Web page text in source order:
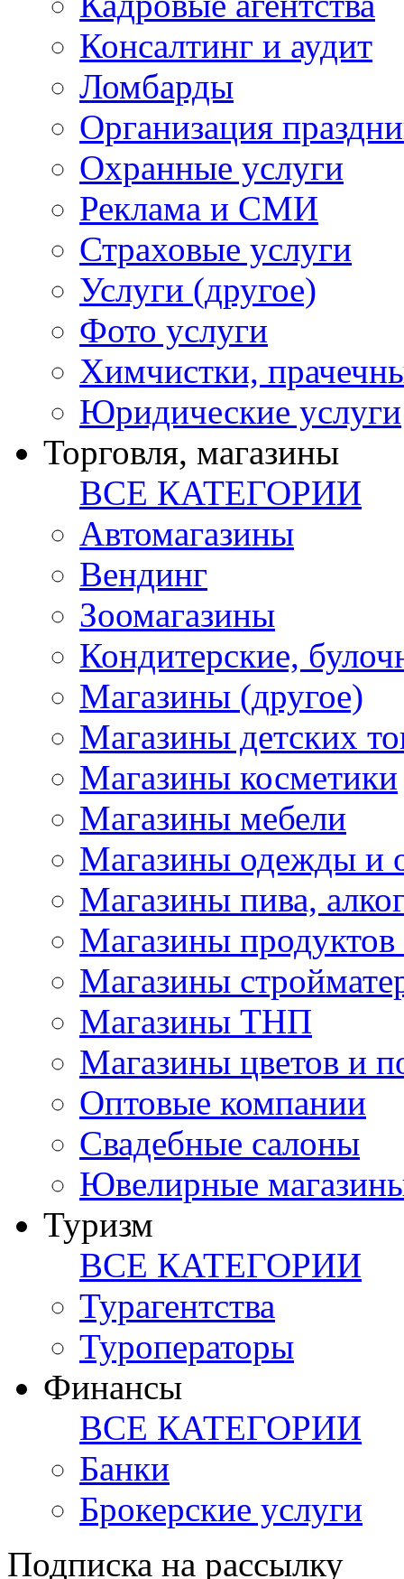
Консалтинг и аудит
Ломбарды
Организация
Охранные услуги
Реклама и СМИ
Страховые услуги
Услуги (другое)
Фото услуги
Химчистки,
Юридические услуги
Торговля, магазины
ВСЕ КАТЕГОРИИ
Автомагазины
Вендинг
Зоомагазины
Кондитерские,
Магазины (другое)
Магазины детских
Магазины косметики
Магазины мебели
Магазины одежды и
Магазины пива,
Магазины продуктов
Магазины
Магазины ТНП
Магазины цветов и
Оптовые компании
Свадебные салоны
Ювелирные
Туризм
ВСЕ КАТЕГОРИИ
Турагентства
Туроператоры
Финансы
ВСЕ КАТЕГОРИИ
Банки
Брокерские услуги
Подписка на рассылку